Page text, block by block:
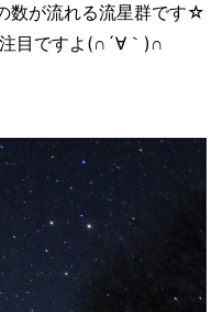
数が流れる流星群です☆
目ですよ(∩´∀｀)∩